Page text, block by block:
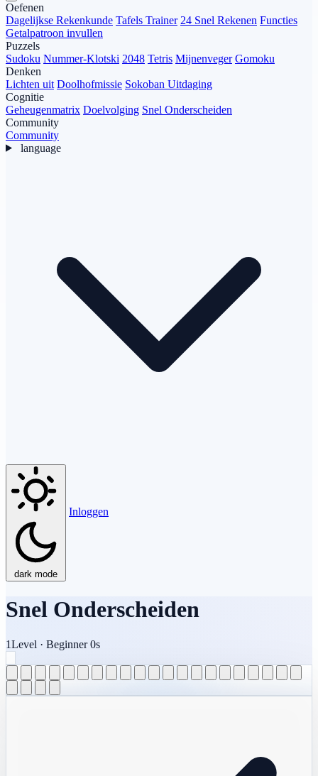
Oefenen
Dagelijkse Rekenkunde Tafels Trainer 24 Snel Rekenen Functies
Getalpatroon invullen
Puzzels
Sudoku Nummer-Klotski 2048 Tetris Mijnenveger Gomoku
Denken
Lichten uit Doolhofmissie Sokoban Uitdaging
Cognitie
Geheugenmatrix Doelvolging Snel Onderscheiden
Community
Community
language
dark mode
Inloggen
Snel Onderscheiden
1Level · Beginner 0s